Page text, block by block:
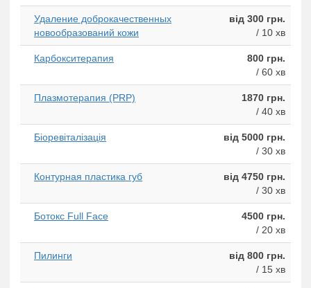
Удаление доброкачественных
новообразований кожи
від 300 грн.
/ 10 хв
Карбокситерапия
800 грн.
/ 60 хв
Плазмотерапия (PRP)
1870 грн.
/ 40 хв
Біоревіталізація
від 5000 грн.
/ 30 хв
Контурная пластика губ
від 4750 грн.
/ 30 хв
Ботокс Full Face
4500 грн.
/ 20 хв
Пилинги
від 800 грн.
/ 15 хв